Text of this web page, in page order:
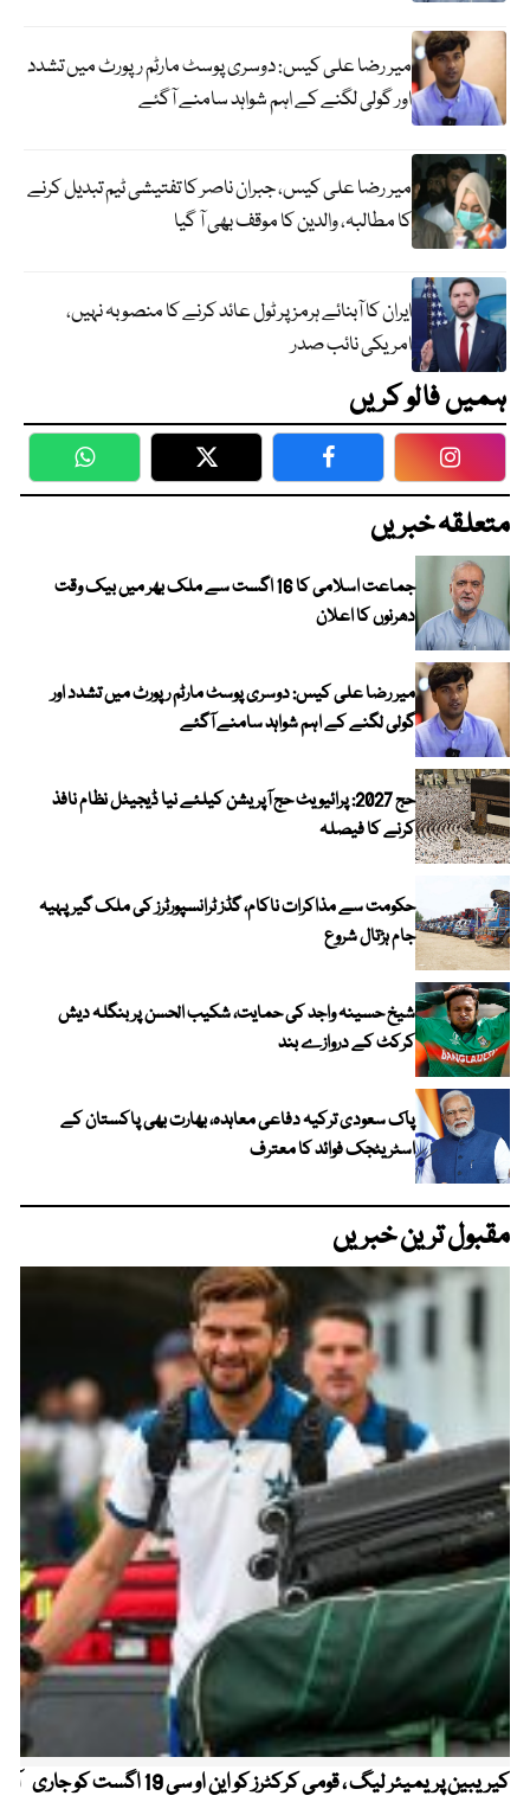
میر رضا علی کیس: دوسری پوسٹ مارٹم رپورٹ میں تشدد
اور گولی لگنے کے اہم شواہد سامنے آگئے
میر رضا علی کیس، جبران ناصر کا تفتیشی ٹیم تبدیل کرنے
کا مطالبہ، والدین کا موقف بھی آ گیا
ایران کا آبنائے ہرمز پر ٹول عائد کرنے کا منصوبہ نہیں،
امریکی نائب صدر
ہمیں فالو کریں
WhatsApp Twitter Facebook
متعلقہ خبریں
جماعت اسلامی کا 16 اگست سے ملک بھر میں بیک وقت
دھرنوں کا اعلان
میر رضا علی کیس: دوسری پوسٹ مارٹم رپورٹ میں تشدد اور
گولی لگنے کے اہم شواہد سامنے آگئے
حج 2027: پرائیویٹ حج آپریشن کیلئے نیا ڈیجیٹل نظام نافذ
کرنے کا فیصلہ
حکومت سے مذاکرات ناکام، گڈز ٹرانسپورٹرز کی ملک گیر پہیہ
جام ہڑتال شروع
شیخ حسینہ واجد کی حمایت، شکیب الحسن پر بنگلہ دیش
کرکٹ کے دروازے بند
پاک سعودی ترکیہ دفاعی معاہدہ، بھارت بھی پاکستان کے
اسٹریٹجک فوائد کا معترف
مقبول ترین خبریں
کیریبین پریمیئر لیگ ، قومی کرکٹرز کو این او سی 19 اگست کو جاری